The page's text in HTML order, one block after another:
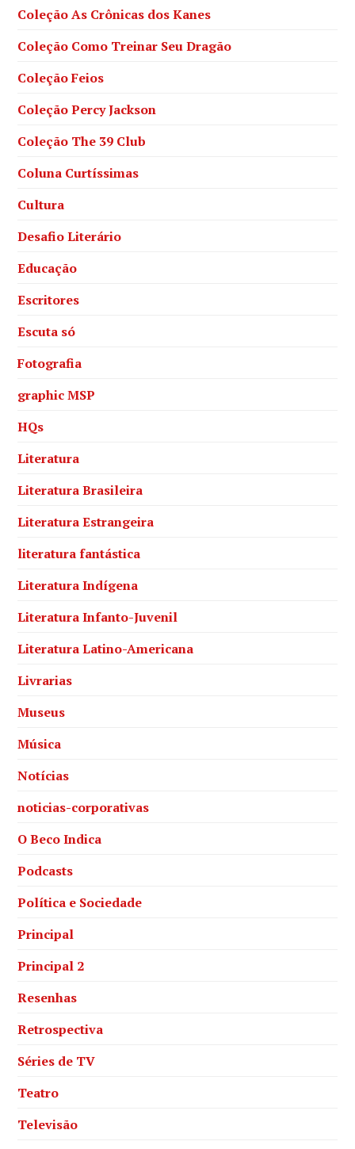
Coleção As Crônicas dos Kanes
Coleção Como Treinar Seu Dragão
Coleção Feios
Coleção Percy Jackson
Coleção The 39 Club
Coluna Curtíssimas
Cultura
Desafio Literário
Educação
Escritores
Escuta só
Fotografia
graphic MSP
HQs
Literatura
Literatura Brasileira
Literatura Estrangeira
literatura fantástica
Literatura Indígena
Literatura Infanto-Juvenil
Literatura Latino-Americana
Livrarias
Museus
Música
Notícias
noticias-corporativas
O Beco Indica
Podcasts
Política e Sociedade
Principal
Principal 2
Resenhas
Retrospectiva
Séries de TV
Teatro
Televisão